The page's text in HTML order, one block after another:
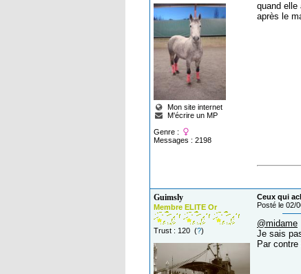
Mon site internet
M'écrire un MP
Genre :
Messages : 2198
quand elle
après le
Guimsly
Membre ELITE Or
Trust : 120 (?)
Ceux qui
Posté le 02/
@midame
Je sais
Par